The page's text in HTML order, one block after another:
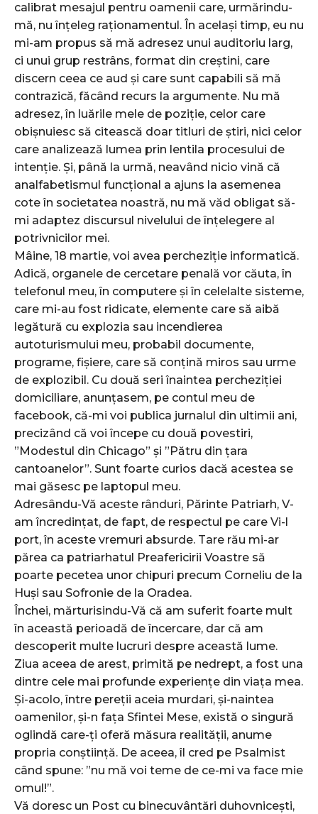
calibrat mesajul pentru oamenii care, urmărindu-
mă, nu înțeleg raționamentul. În același timp, eu nu
mi-am propus să mă adresez unui auditoriu larg,
ci unui grup restrâns, format din creștini, care
discern ceea ce aud și care sunt capabili să mă
contrazică, făcând recurs la argumente. Nu mă
adresez, în luările mele de poziție, celor care
obișnuiesc să citească doar titluri de știri, nici celor
care analizează lumea prin lentila procesului de
intenție. Și, până la urmă, neavând nicio vină că
analfabetismul funcțional a ajuns la asemenea
cote în societatea noastră, nu mă văd obligat să-
mi adaptez discursul nivelului de înțelegere al
potrivnicilor mei.
Mâine, 18 martie, voi avea percheziție informatică.
Adică, organele de cercetare penală vor căuta, în
telefonul meu, în computere și în celelalte sisteme,
care mi-au fost ridicate, elemente care să aibă
legătură cu explozia sau incendierea
autoturismului meu, probabil documente,
programe, fișiere, care să conțină miros sau urme
de explozibil. Cu două seri înaintea percheziției
domiciliare, anunțasem, pe contul meu de
facebook, că-mi voi publica jurnalul din ultimii ani,
precizând că voi începe cu două povestiri,
”Modestul din Chicago” și ”Pătru din țara
cantoanelor”. Sunt foarte curios dacă acestea se
mai găsesc pe laptopul meu.
Adresându-Vă aceste rânduri, Părinte Patriarh, V-
am încredințat, de fapt, de respectul pe care Vi-l
port, în aceste vremuri absurde. Tare rău mi-ar
părea ca patriarhatul Preafericirii Voastre să
poarte pecetea unor chipuri precum Corneliu de la
Huși sau Sofronie de la Oradea.
Închei, mărturisindu-Vă că am suferit foarte mult
în această perioadă de încercare, dar că am
descoperit multe lucruri despre această lume.
Ziua aceea de arest, primită pe nedrept, a fost una
dintre cele mai profunde experiențe din viața mea.
Și-acolo, între pereții aceia murdari, și-naintea
oamenilor, și-n fața Sfintei Mese, există o singură
oglindă care-ți oferă măsura realității, anume
propria conștiință. De aceea, îl cred pe Psalmist
când spune: ”nu mă voi teme de ce-mi va face mie
omul!”.
Vă doresc un Post cu binecuvântări duhovnicești,